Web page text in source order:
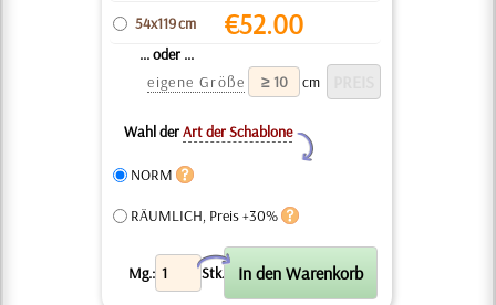
54x119 cm €52.00
... oder ...
eigene Größe
cm
Wahl derArt der Schablone
Y
NORM
RÄUMLICH, Preis +30%
Mg.: Stk.
X